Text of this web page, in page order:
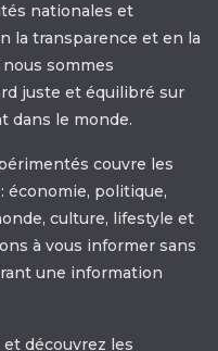
nationales et
la transparence et en la
sommes
juste et équilibré sur
dans le monde.
couvre les
économie, politique,
culture, lifestyle et
à vous informer sans
une information
découvrez les